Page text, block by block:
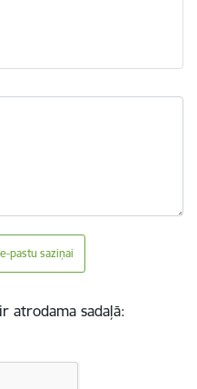
pastu saziņai
atrodama sadaļā: